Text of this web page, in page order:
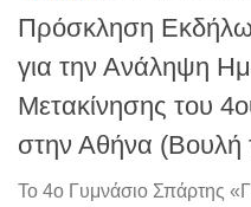
Πρόσκληση
για την Ανάληψη
Μετακίνησης του
στην Αθήνα
Το 4ο Γυμνάσιο Σπάρτης